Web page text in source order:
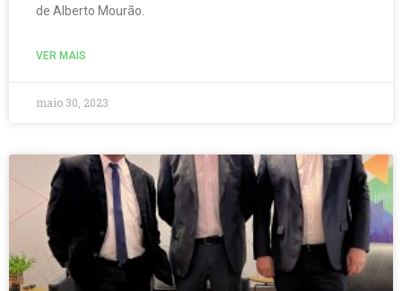
de Alberto Mourão.
VER MAIS
maio 30, 2023